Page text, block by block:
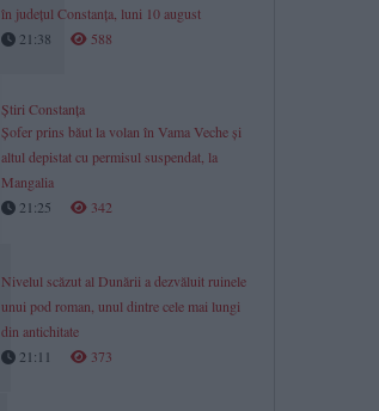
în județul Constanța, luni 10 august
21:38
588
Știri Constanța
Șofer prins băut la volan în Vama Veche și
altul depistat cu permisul suspendat, la
Mangalia
21:25
342
Nivelul scăzut al Dunării a dezvăluit ruinele
unui pod roman, unul dintre cele mai lungi
din antichitate
21:11
373